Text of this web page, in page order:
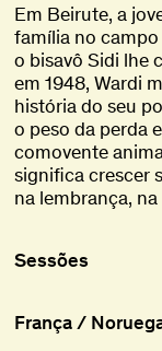
Em Beirute, a
família no
o bisavô Sidi lhe
em 1948, Wardi
história do seu
o peso da perda
comovente
significa crescer
na lembrança,
Sessões
França /